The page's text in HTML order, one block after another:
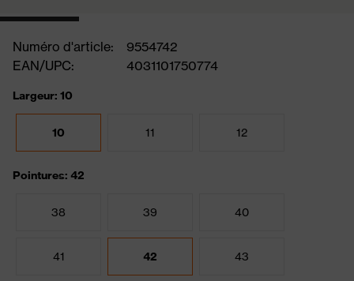
Numéro d'article:
9554742
EAN/UPC:
4031101750774
Largeur: 10
10 11 12
Pointures: 42
38 39 40
41 42 43